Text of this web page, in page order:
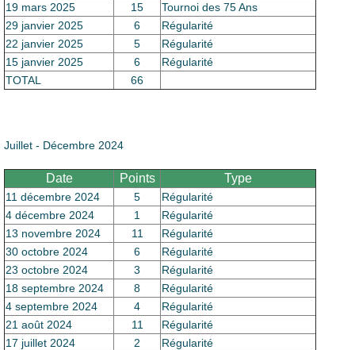
19 mars 2025
15
Tournoi des 75 Ans
29 janvier 2025
6
Régularité
22 janvier 2025
5
Régularité
15 janvier 2025
6
Régularité
TOTAL
66
Juillet - Décembre 2024
Date Points Type
11 décembre 2024 5
Régularité
4 décembre 2024
1
Régularité
13 novembre 2024
11
Régularité
30 octobre 2024
6
Régularité
23 octobre 2024
3
Régularité
18 septembre 2024
8
Régularité
4 septembre 2024
4
Régularité
21 août 2024
11
Régularité
17 juillet 2024
2
Régularité